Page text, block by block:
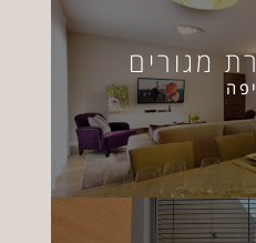
מגורים